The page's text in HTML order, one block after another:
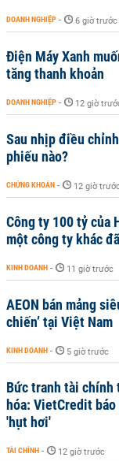
DOANH NGHIỆP - 6 giờ trước
Điện Máy Xanh
tăng thanh khoản
DOANH NGHIỆP - 12 giờ
Sau nhịp điều
phiếu nào?
CHỨNG KHOÁN - 12 giờ
Công ty 100 tỷ của
một công ty khác
KINH DOANH - 11 giờ trước
AEON bán mảng
chiến’ tại Việt Nam
KINH DOANH - 5 giờ trước
Bức tranh tài chính
hóa: VietCredit
'hụt hơi'
TÀI CHÍNH - 12 giờ trước